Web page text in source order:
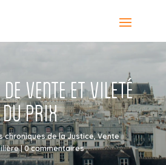
VENTE ET VILETÉ
DU PRIX
chroniques de la Justice,Vente
|0 commentaires